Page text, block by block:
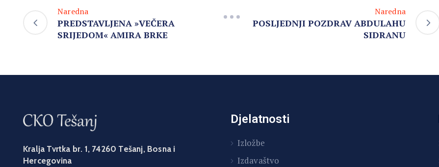
Naredna
PREDSTAVLJENA »VEČERA
SRIJEDOM« AMIRA BRKE
Naredna
POSLJEDNJI POZDRAV ABDULAHU
SIDRANU
Kralja Tvrtka br. 1, 74260 Tešanj, Bosna i
Hercegovina
Djelatnosti
Izložbe
Izdavaštvo